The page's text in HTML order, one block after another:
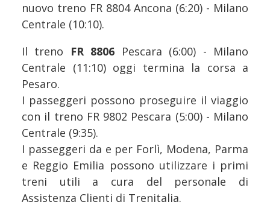
nuovo treno FR 8804 Ancona (6:20) - Milano
Centrale (10:10).
Il treno FR 8806 Pescara (6:00) - Milano
Centrale (11:10) oggi termina la corsa a
Pesaro.
I passeggeri possono proseguire il viaggio
con il treno FR 9802 Pescara (5:00) - Milano
Centrale (9:35).
I passeggeri da e per Forlì, Modena, Parma
e Reggio Emilia possono utilizzare i primi
treni utili a cura del personale di
Assistenza Clienti di Trenitalia.